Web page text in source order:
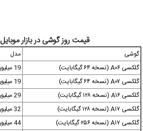
قیمت روز گوشی در بازار موبایل
گوشی
مدل
گلکسی A۰۶ (نسخه ۶۴ گیگابایت)
19 میلیون و 800 هزار تومان
گلکسی A۰۷ (نسخه ۶۴ گیگابایت)
19 میلیون و 500 هزار تومان
گلکسی A۱۶ (نسخه ۱۲۸ گیگابایت)
29 میلیون تومان
گلکسی A۱۷ (نسخه ۱۲۸ گیگابایت)
32 میلیون تومان
گلکسی A۱۷ (نسخه ۲۵۶ گیگابایت)
44 میلیون تومان